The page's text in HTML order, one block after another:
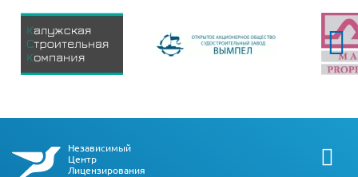
Независимый
Центр
Лицензирования